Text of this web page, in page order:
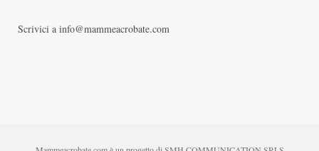
Scrivici a info@mammeacrobate.com